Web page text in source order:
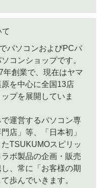
パソコンおよびPCパ
コンショップです。
創業で、現在はヤマ
を中心に全国13店
プを展開していま
で運営するパソコン専
店」等、「日本初」
TSUKUMOスピリッ
ボ製品の企画・販売
、常に「お客様の期
歩んでいきます。